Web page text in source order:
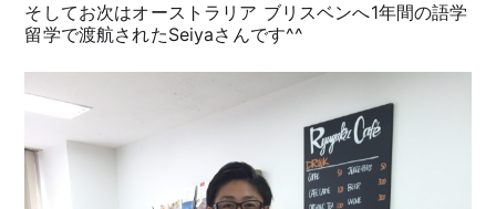
そしてお次はオーストラリア ブリスベンへ1年間の語学
留学で渡航されたSeiyaさんです^^